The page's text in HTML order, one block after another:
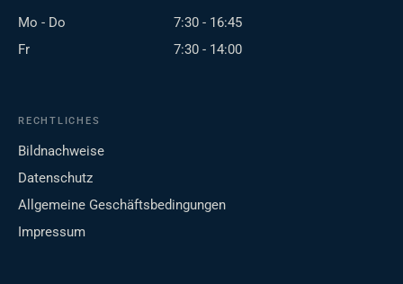
Mo - Do
7:30 - 16:45
Fr
7:30 - 14:00
RECHTLICHES
Bildnachweise
Datenschutz
Allgemeine Geschäftsbedingungen
Impressum